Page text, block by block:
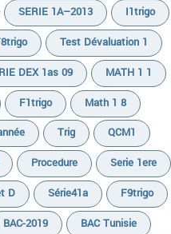
SERIE 1A–2013
I1trigo
Test Dévaluation 1
DEX 1as 09
MATH 1 1
F1trigo
Math 1 8
Trig
QCM1
Procedure
Serie 1ere
D Série41a
F9trigo
BAC-2019
BAC Tunisie